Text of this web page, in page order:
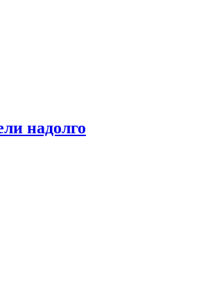
надолго